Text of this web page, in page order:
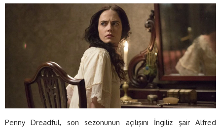
Penny Dreadful, son sezonunun açılışını İngiliz şair Alfred